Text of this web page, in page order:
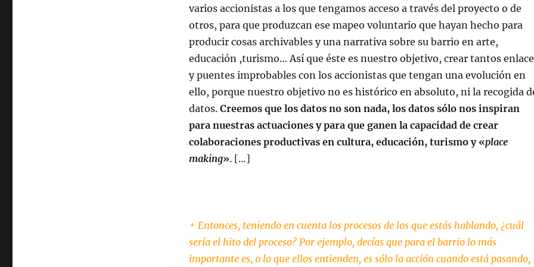
varios accionistas a los que tengamos acceso a través del proyecto o de
otros, para que produzcan ese mapeo voluntario que hayan hecho para
producir cosas archivables y una narrativa sobre su barrio en arte,
educación ,turismo… Así que éste es nuestro objetivo, crear tantos
y puentes improbables con los accionistas que tengan una evolución en
ello, porque nuestro objetivo no es histórico en absoluto, ni la recogida
datos.Creemos que los datos no son nada, los datos sólo nos inspiran
para nuestras actuaciones y para que ganen la capacidad de crear
colaboraciones productivas en cultura, educación, turismo y «place
making». […]
+ Entonces, teniendo en cuenta los procesos de los que estás hablando, ¿cuál
sería el hito del proceso? Por ejemplo, decías que para el barrio lo más
importante es, o lo que ellos entienden, es sólo la acción cuando está pasando,